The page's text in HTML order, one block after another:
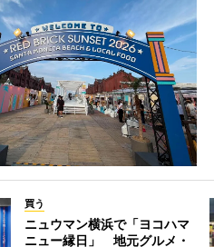
買う
ニュウマン横浜で「ヨコハマ
ニュー縁日」 地元グルメ・